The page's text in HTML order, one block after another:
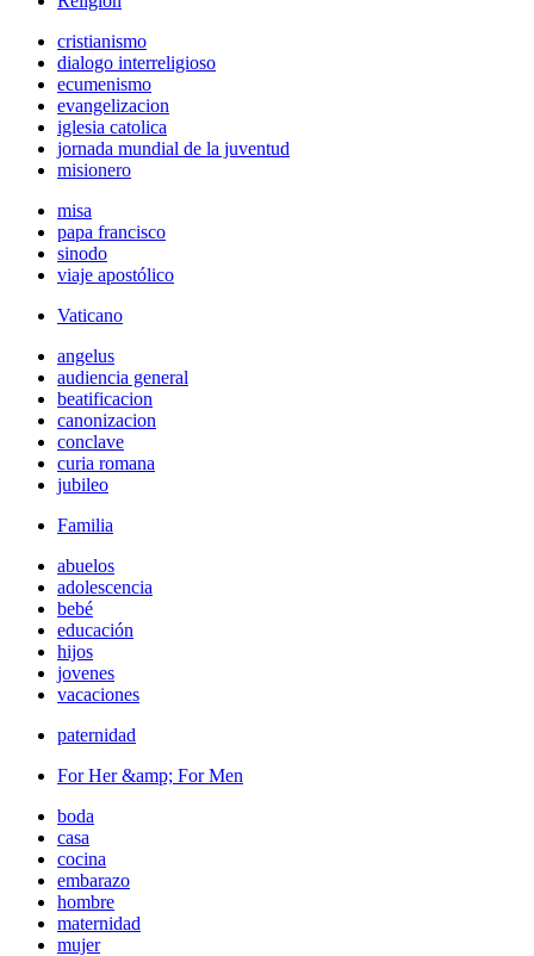
cristianismo
dialogo interreligioso
ecumenismo
evangelizacion
iglesia catolica
jornada mundial de la juventud
misionero
misa
papa francisco
sinodo
viaje apostólico
Vaticano
angelus
audiencia general
beatificacion
canonizacion
conclave
curia romana
jubileo
Familia
abuelos
adolescencia
bebé
educación
hijos
jovenes
vacaciones
paternidad
For Her &amp; For Men
boda
casa
cocina
embarazo
hombre
maternidad
mujer